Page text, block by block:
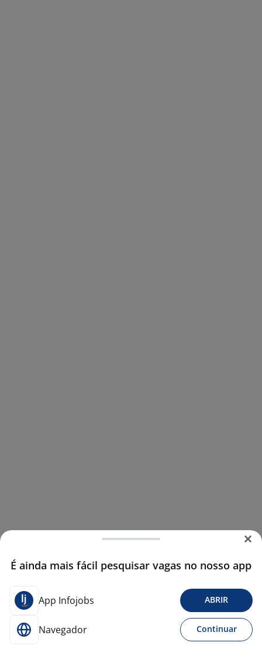
É ainda mais fácil pesquisar vagas no nosso app
App Infojobs ABRIR
Navegador Continuar